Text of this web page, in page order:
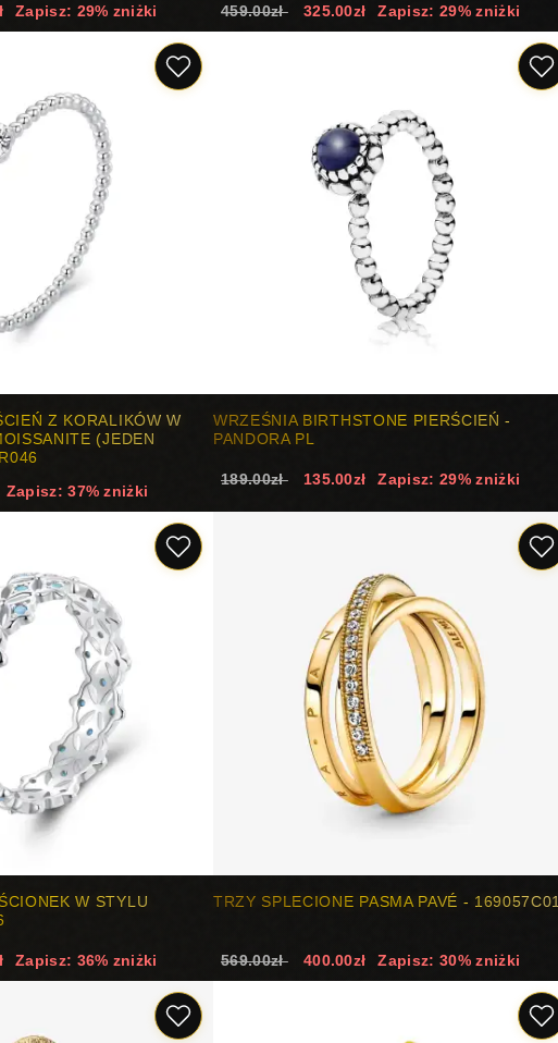
Zapisz: 29% zniżki 459.00zł 325.00zł Zapisz: 29% zniżki
Z KORALIKÓW W
(JEDEN
Zapisz: 37% zniżki
WRZEŚNIA BIRTHSTONE PIERŚCIEŃ -
PANDORA PL
189.00zł 135.00zł Zapisz: 29% zniżki
W STYLU
Zapisz: 36% zniżki
TRZY SPLECIONE PASMA PAVÉ - 169057C01
569.00zł 400.00zł Zapisz: 30% zniżki